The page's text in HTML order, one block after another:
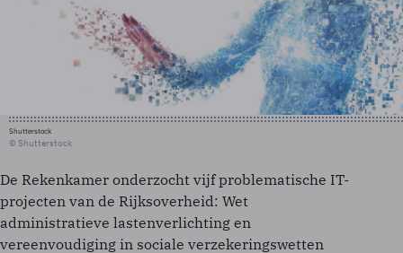
Shutterstock
© Shutterstock
De Rekenkamer onderzocht vijf problematische IT-
projecten van de Rijksoverheid: Wet
administratieve lastenverlichting en
vereenvoudiging in sociale verzekeringswetten